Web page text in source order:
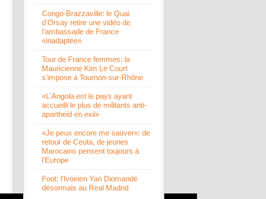
Congo-Brazzaville: le Quai
d'Orsay retire une vidéo de
l'ambassade de France
«inadaptée»
Tour de France femmes: la
Mauricienne Kim Le Court
s’impose à Tournon-sur-Rhône
«L'Angola est le pays ayant
accueilli le plus de militants anti-
apartheid en exil»
«Je peux encore me sauver»: de
retour de Ceuta, de jeunes
Marocains pensent toujours à
l'Europe
Foot: l'Ivoirien Yan Diomandé
désormais au Real Madrid